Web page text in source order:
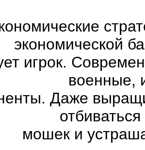
экономической
игрок.
военные,
Даже
мошек и